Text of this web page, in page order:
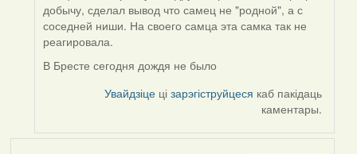
by
Lighty
добычу, сделал вывод что самец не "родной", а с
соседней ниши. На своего самца эта самка так не
реагировала.
В Бресте сегодня дождя не было
Увайдзіце цізарэгіструйцеся каб пакідаць
каментары.